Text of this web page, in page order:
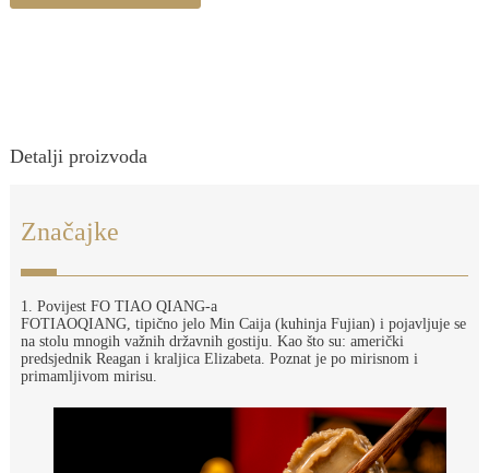
Detalji proizvoda
Značajke
1. Povijest FO TIAO QIANG-a
FOTIAOQIANG, tipično jelo Min Caija (kuhinja Fujian) i pojavljuje se
na stolu mnogih važnih državnih gostiju. Kao što su: američki
predsjednik Reagan i kraljica Elizabeta. Poznat je po mirisnom i
primamljivom mirisu.